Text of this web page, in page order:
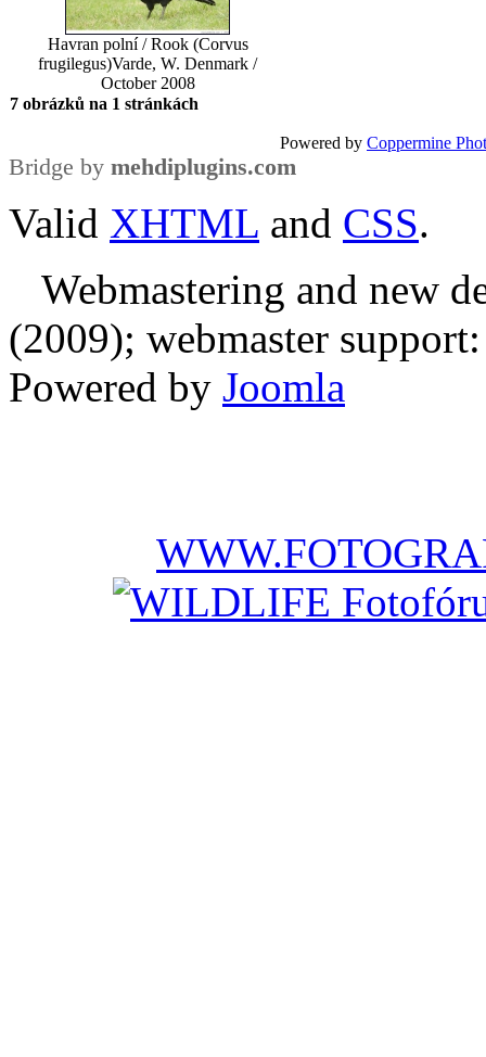
Havran polní / Rook (Corvus
frugilegus)Varde, W. Denmark /
October 2008
7 obrázků na 1 stránkách
Powered by Coppermine
Bridge by mehdiplugins.com
Valid XHTML and CSS.
Webmastering and new
(2009); webmaster
Powered by Joomla